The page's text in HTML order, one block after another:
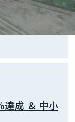
達成 ＆ 中小